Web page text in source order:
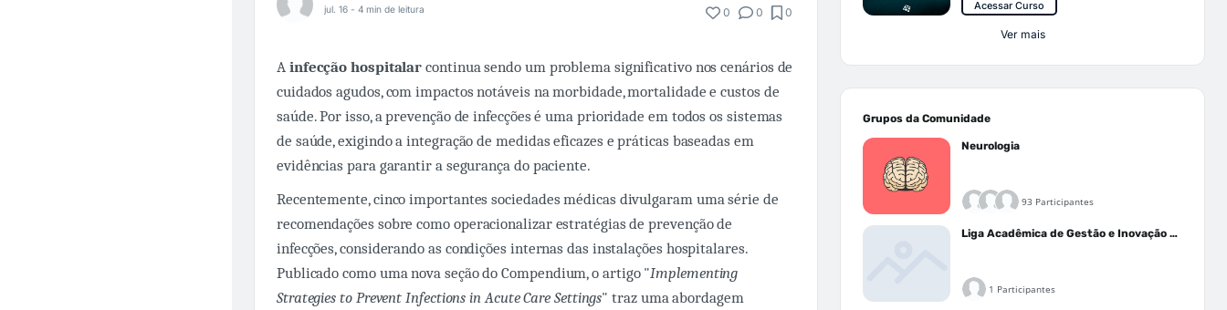
jul. 16 - 4 min de leitura 0 0 0
A infecção hospitalarcontinua sendo um problema significativo nos cenários de
cuidados agudos, com impactos notáveis na morbidade, mortalidade e custos de
saúde. Por isso, a prevenção de infecções é uma prioridade em todos os sistemas
de saúde, exigindo a integração de medidas eficazes e práticas baseadas em
evidências para garantir a segurança do paciente.
Recentemente, cinco importantes sociedades médicas divulgaram uma série de
recomendações sobre como operacionalizar estratégias de prevenção de
infecções, considerando as condições internas das instalações hospitalares.
Publicado como uma nova seção do Compendium, o artigo "Implementing
Strategies to Prevent Infections in Acute Care Settings" traz uma abordagem
Acessar Curso
Ver mais
Grupos da Comunidade
Neurologia
93 Participantes
Liga Acadêmica de Gestão e Inovação Médica - LAGIM
1 Participantes